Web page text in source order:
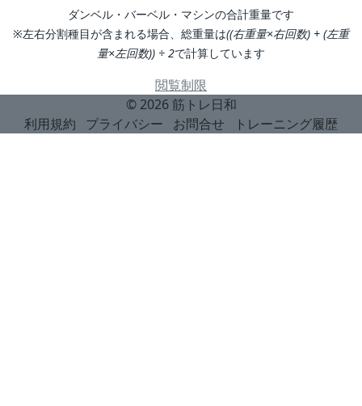
ダンベル・バーベル・マシンの合計重量です
※左右分割種目が含まれる場合、総重量は((右重量×右回数) + (左重
量×左回数)) ÷ 2で計算しています
閲覧制限
© 2026 筋トレ日和
利用規約
プライバシー お問合せ トレーニング履歴